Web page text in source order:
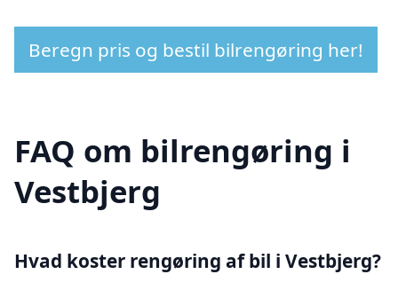
Beregn pris og bestil bilrengøring her!
FAQ om bilrengøring i
Vestbjerg
Hvad koster rengøring af bil i Vestbjerg?